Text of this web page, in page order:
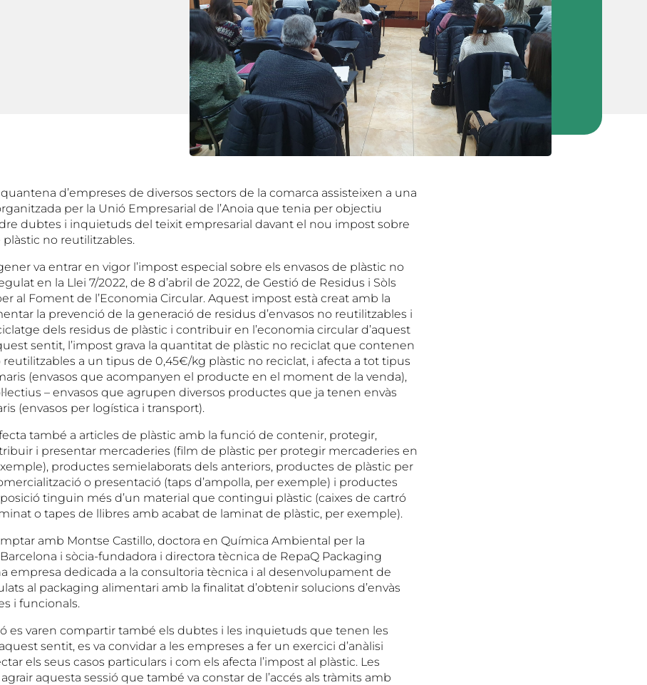
d’empreses de diversos sectors de la comarca assisteixen a una
per la Unió Empresarial de l’Anoia que tenia per objectiu
dubtes i inquietuds del teixit empresarial davant el nou impost sobre
plàstic no reutilitzables.
va entrar en vigor l’impost especial sobre els envasos de plàstic no
en la Llei 7/2022, de 8 d’abril de 2022, de Gestió de Residus i Sòls
al Foment de l’Economia Circular. Aquest impost està creat amb la
la prevenció de la generació de residus d’envasos no reutilitzables i
dels residus de plàstic i contribuir en l’economia circular d’aquest
sentit, l’impost grava la quantitat de plàstic no reciclat que contenen
reutilitzables a un tipus de 0,45€/kg plàstic no reciclat, i afecta a tot tipus
(envasos que acompanyen el producte en el moment de la venda),
– envasos que agrupen diversos productes que ja tenen envàs
(envasos per logística i transport).
també a articles de plàstic amb la funció de contenir, protegir,
i presentar mercaderies (film de plàstic per protegir mercaderies en
productes semielaborats dels anteriors, productes de plàstic per
o presentació (taps d’ampolla, per exemple) i productes
tinguin més d’un material que contingui plàstic (caixes de cartró
o tapes de llibres amb acabat de laminat de plàstic, per exemple).
amb Montse Castillo, doctora en Química Ambiental per la
i sòcia-fundadora i directora tècnica de RepaQ Packaging
empresa dedicada a la consultoria tècnica i al desenvolupament de
al packaging alimentari amb la finalitat d’obtenir solucions d’envàs
i funcionals.
es varen compartir també els dubtes i les inquietuds que tenen les
sentit, es va convidar a les empreses a fer un exercici d’anàlisi
els seus casos particulars i com els afecta l’impost al plàstic. Les
aquesta sessió que també va constar de l’accés als tràmits amb